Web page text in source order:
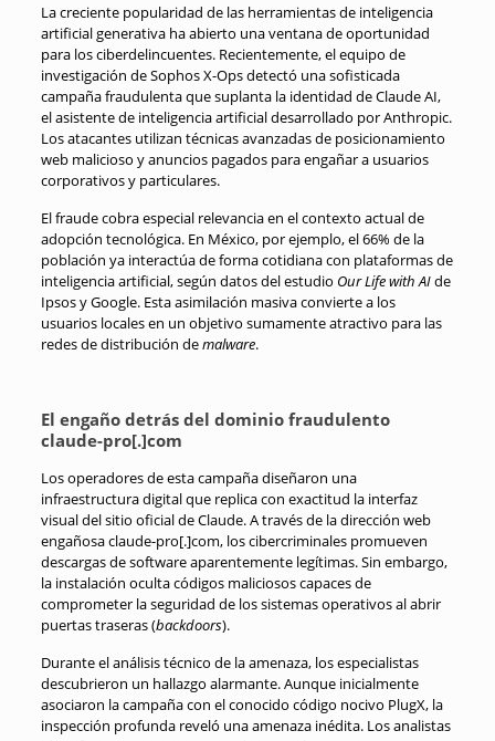
La creciente popularidad de las herramientas de inteligencia
artificial generativa ha abierto una ventana de oportunidad
para los ciberdelincuentes. Recientemente, el equipo de
investigación de Sophos X-Ops detectó una sofisticada
campaña fraudulenta que suplanta la identidad de Claude AI,
el asistente de inteligencia artificial desarrollado por Anthropic.
Los atacantes utilizan técnicas avanzadas de posicionamiento
web malicioso y anuncios pagados para engañar a usuarios
corporativos y particulares.
El fraude cobra especial relevancia en el contexto actual de
adopción tecnológica. En México, por ejemplo, el 66% de la
población ya interactúa de forma cotidiana con plataformas de
inteligencia artificial, según datos del estudio Our Life with AIde
Ipsos y Google. Esta asimilación masiva convierte a los
usuarios locales en un objetivo sumamente atractivo para las
redes de distribución demalware.
El engaño detrás del dominio fraudulento
claude-pro[.]com
Los operadores de esta campaña diseñaron una
infraestructura digital que replica con exactitud la interfaz
visual del sitio oficial de Claude. A través de la dirección web
engañosa claude-pro[.]com, los cibercriminales promueven
descargas de software aparentemente legítimas. Sin embargo,
la instalación oculta códigos maliciosos capaces de
comprometer la seguridad de los sistemas operativos al abrir
puertas traseras (backdoors).
Durante el análisis técnico de la amenaza, los especialistas
descubrieron un hallazgo alarmante. Aunque inicialmente
asociaron la campaña con el conocido código nocivo PlugX, la
inspección profunda reveló una amenaza inédita. Los analistas